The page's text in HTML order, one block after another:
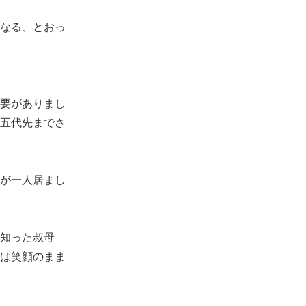
る、とおっ
がありまし
代先までさ
一人居まし
った叔母
笑顔のまま